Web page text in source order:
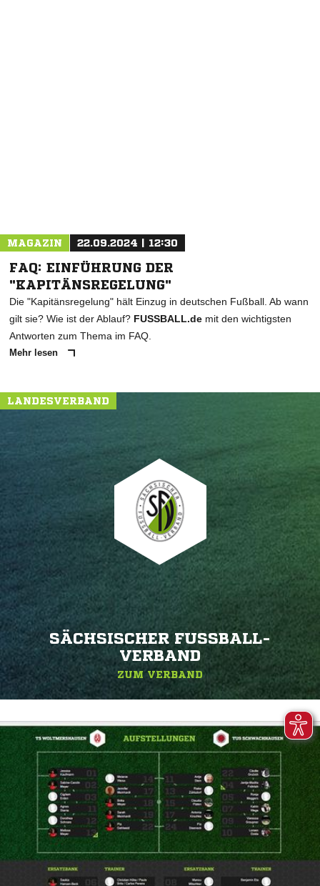
MAGAZIN 22.09.2024 | 12:30
FAQ: EINFÜHRUNG DER
"KAPITÄNSREGELUNG"
Die "Kapitänsregelung" hält Einzug in deutschen Fußball. Ab wann
gilt sie? Wie ist der Ablauf? FUSSBALL.de mit den wichtigsten
Antworten zum Thema im FAQ.
Mehr lesen
LANDESVERBAND
SÄCHSISCHER FUSSBALL-V
ERBAND
ZUM VERBAND